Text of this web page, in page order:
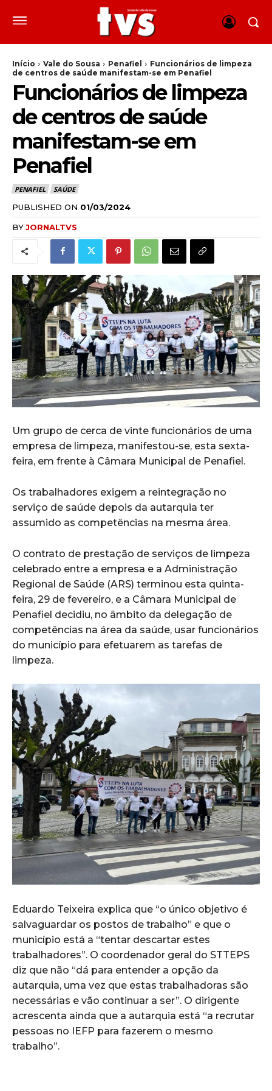
Início Vale do Sousa Penafiel
Funcionários de limpeza
de centros de saúde manifestam-se em Penafiel
Funcionários de limpeza
de centros de saúde
manifestam-se em
Penafiel
PENAFIEL SAÚDE
PUBLISHED ON 01/03/2024
BYJORNALTVS
Um grupo de cerca de vinte funcionários de uma
empresa de limpeza, manifestou-se, esta sexta-
feira, em frente à Câmara Municipal de Penafiel.
Os trabalhadores exigem a reintegração no
serviço de saúde depois da autarquia ter
assumido as competências na mesma área.
O contrato de prestação de serviços de limpeza
celebrado entre a empresa e a Administração
Regional de Saúde (ARS) terminou esta quinta-
feira, 29 de fevereiro, e a Câmara Municipal de
Penafiel decidiu, no âmbito da delegação de
competências na área da saúde, usar funcionários
do município para efetuarem as tarefas de
limpeza.
Eduardo Teixeira explica que “o único objetivo é
salvaguardar os postos de trabalho” e que o
município está a “tentar descartar estes
trabalhadores”. O coordenador geral do STTEPS
diz que não “dá para entender a opção da
autarquia, uma vez que estas trabalhadoras são
necessárias e vão continuar a ser”. O dirigente
acrescenta ainda que a autarquia está “a recrutar
pessoas no IEFP para fazerem o mesmo
trabalho”.